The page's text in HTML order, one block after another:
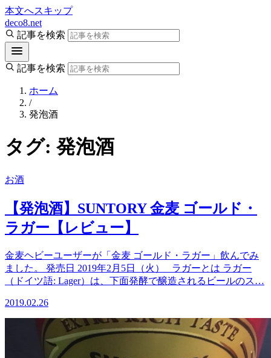
本文へスキップ
deco8.net
記事を検索
記事を検索
ホーム
/
発泡酒
タグ: 発泡酒
お酒
【発泡酒】SUNTORY 金麦 ゴールド・
ラガー【レビュー】
金麦ヘビーユーザーが「金麦 ゴールド・ラガー」飲んでみ
ました。 発売日 2019年2月5日（火） ラガーとは ラガー
（ドイツ語: Lager）は、下面発酵で醸造されるビールのス…
2019.02.26